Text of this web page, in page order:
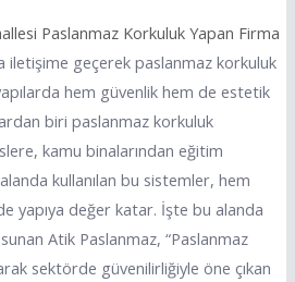
Paslanmaz Korkuluk Yapan Firma
iletişime geçerek paslanmaz korkuluk
hem güvenlik hem de estetik
biri paslanmaz korkuluk
kamu binalarından eğitim
kullanılan bu sistemler, hem
yapıya değer katar. İşte bu alanda
Atik Paslanmaz, “Paslanmaz
sektörde güvenilirliğiyle öne çıkan